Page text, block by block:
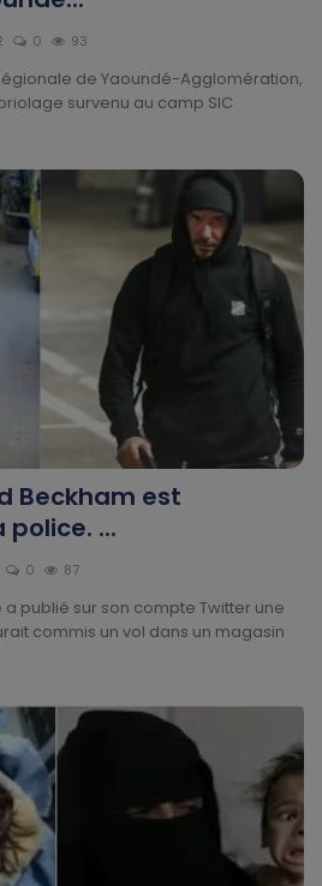
0 93
de Yaoundé-Agglomération,
survenu au camp SIC
Beckham est
...
0 87
publié sur son compte Twitter une
commis un vol dans un magasin